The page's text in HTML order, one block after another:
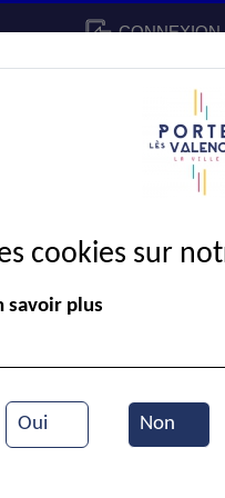
CONNEXION
CADRE
Vue
cookies sur
savoir plus
Oui Non